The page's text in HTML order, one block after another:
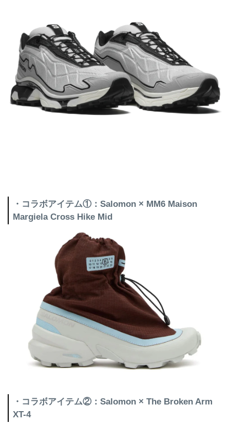
・コラボアイテム①：Salomon × MM6 Maison
Margiela Cross Hike Mid
・コラボアイテム②：Salomon × The Broken Arm
XT-4